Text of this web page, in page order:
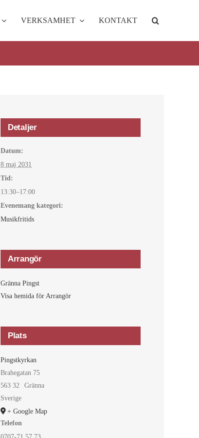
VERKSAMHET KONTAKT
Detaljer
Datum:
8 maj 2031
Tid:
13:30–17:00
Evenemang kategori:
Musikfritids
Arrangör
Gränna Pingst
Visa hemida för Arrangör
Plats
Pingstkyrkan
Brahegatan 75
563 32
Gränna
Sverige
+ Google Map
Telefon